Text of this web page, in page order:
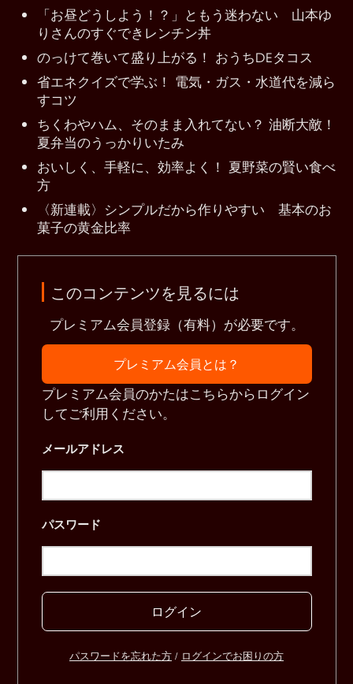
「お昼どうしよう！？」ともう迷わない 山本ゆ
りさんのすぐできレンチン丼
のっけて巻いて盛り上がる！ おうちDEタコス
省エネクイズで学ぶ！ 電気・ガス・水道代を減ら
すコツ
ちくわやハム、そのまま入れてない？ 油断大敵！
夏弁当のうっかりいたみ
おいしく、手軽に、効率よく！ 夏野菜の賢い食べ
方
〈新連載〉シンプルだから作りやすい 基本のお
菓子の黄金比率
このコンテンツを見るには
プレミアム会員登録（有料）が必要です。
プレミアム会員とは？
プレミアム会員のかたはこちらからログイン
してご利用ください。
メールアドレス
パスワード
ログイン
パスワードを忘れた方 / ログインでお困りの方